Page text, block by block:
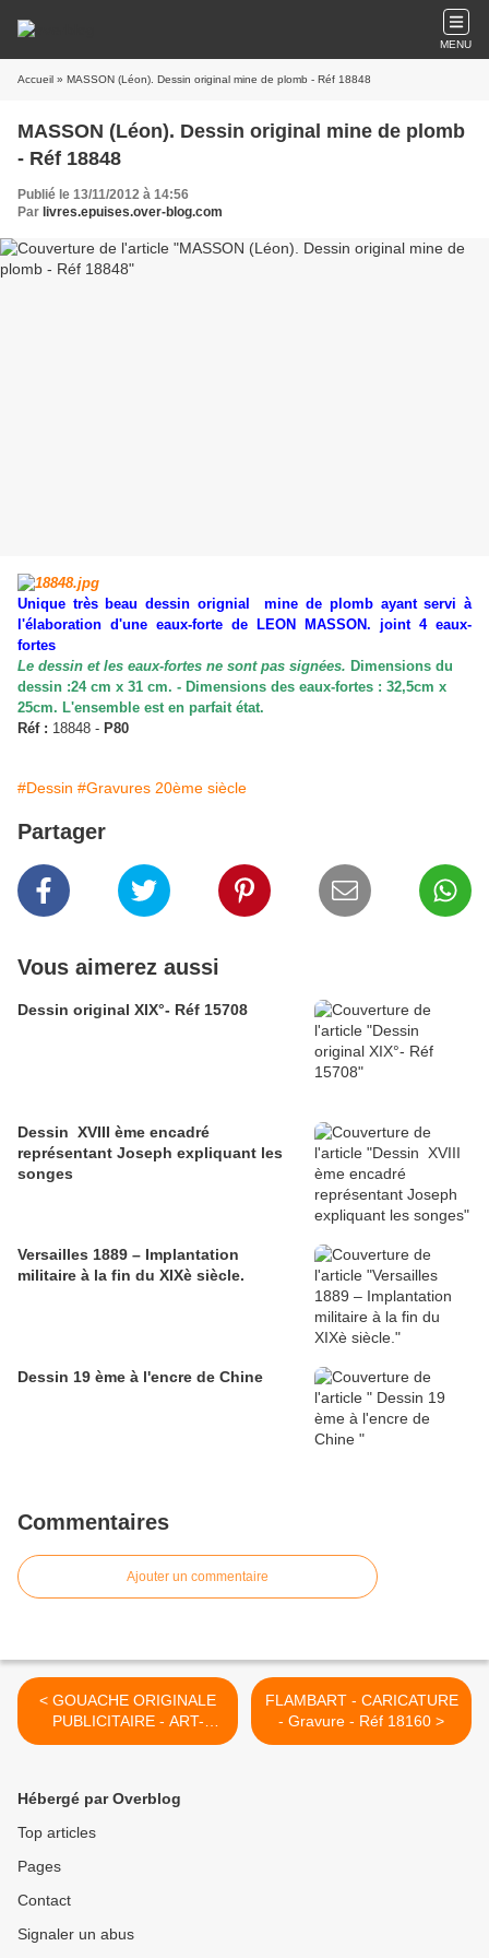
MENU
Accueil » MASSON (Léon). Dessin original mine de plomb - Réf 18848
MASSON (Léon). Dessin original mine de plomb
- Réf 18848
Publié le 13/11/2012 à 14:56
Par livres.epuises.over-blog.com
Unique très beau dessin orignial mine de plomb ayant servi à
l'élaboration d'une eaux-forte de LEON MASSON. joint 4 eaux-
fortes
Le dessin et les eaux-fortes ne sont pas signées. Dimensions du
dessin :24 cm x 31 cm. - Dimensions des eaux-fortes : 32,5cm x
25cm. L'ensemble est en parfait état.
Réf : 18848 - P80
#Dessin #Gravures 20ème siècle
Partager
Vous aimerez aussi
Dessin original XIX°- Réf 15708
Dessin XVIII ème encadré
représentant Joseph expliquant les
songes
Versailles 1889 – Implantation
militaire à la fin du XIXè siècle.
Dessin 19 ème à l'encre de Chine
Commentaires
Ajouter un commentaire
< GOUACHE ORIGINALE
PUBLICITAIRE - ART-
NOUVEAU
FLAMBART - CARICATURE
- Gravure - Réf 18160 >
Hébergé par Overblog
Top articles
Pages
Contact
Signaler un abus